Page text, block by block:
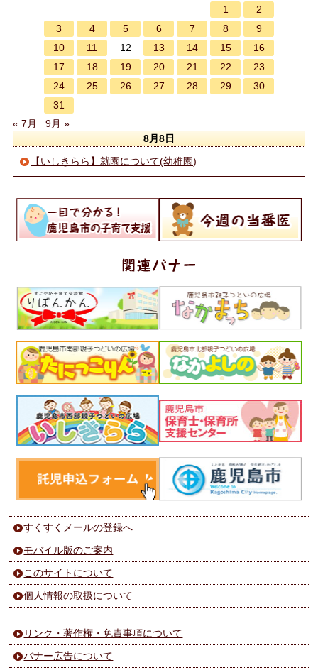
1
2
3
4 5 6 7 8
9
10
11 12 13 14 15
16
17
18 19 20 21 22
23
24
25 26 27 28 29
30
31
« 7月
9月 »
8月8日
【いしきらら】就園について(幼稚園)
すくすくメールの登録へ
モバイル版のご案内
このサイトについて
個人情報の取扱について
リンク・著作権・免責事項について
バナー広告について